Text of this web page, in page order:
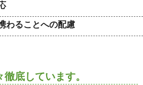
わることへの配慮
底しています。